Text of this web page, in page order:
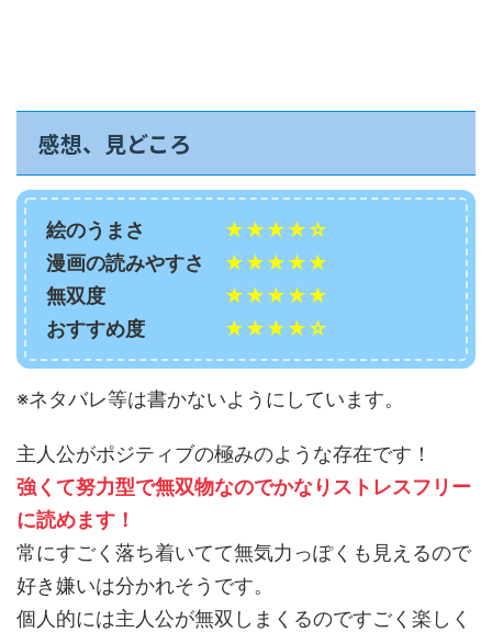
感想、見どころ
絵のうまさ ★★★★☆
漫画の読みやすさ ★★★★★
無双度 ★★★★★
おすすめ度 ★★★★☆
※ネタバレ等は書かないようにしています。
主人公がポジティブの極みのような存在です！
強くて努力型で無双物なのでかなりストレスフリー
に読めます！
常にすごく落ち着いてて無気力っぽくも見えるので
好き嫌いは分かれそうです。
個人的には主人公が無双しまくるのですごく楽しく